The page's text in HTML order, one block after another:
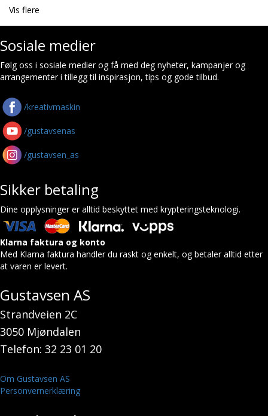
Vis flere
Sosiale medier
Følg oss i sosiale medier og få med deg nyheter, kampanjer og
arrangementer i tillegg til inspirasjon, tips og gode tilbud.
/kreativmaskin
/gustavsenas
/gustavsen_as
Sikker betaling
Dine opplysninger er alltid beskyttet med krypteringsteknologi.
Klarna faktura og konto
Med Klarna faktura handler du raskt og enkelt, og betaler alltid etter
at varen er levert.
Gustavsen AS
Strandveien 2C
3050 Mjøndalen
Telefon: 32 23 01 20
Om Gustavsen AS
Personvernerklæring